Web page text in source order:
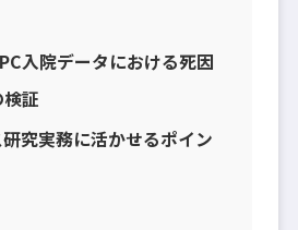
入院データにおける死因
証
究実務に活かせるポイン